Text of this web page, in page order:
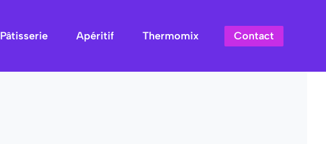
Pâtisserie Apéritif Thermomix Contact